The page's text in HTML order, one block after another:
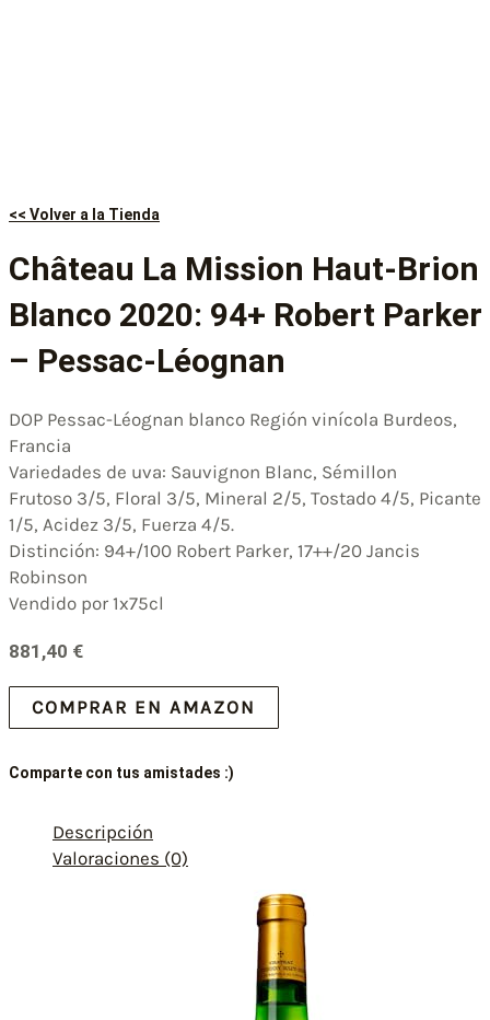
<< Volver a la Tienda
Château La Mission Haut-Brion
Blanco 2020: 94+ Robert Parker
– Pessac-Léognan
DOP Pessac-Léognan blanco Región vinícola Burdeos,
Francia
Variedades de uva: Sauvignon Blanc, Sémillon
Frutoso 3/5, Floral 3/5, Mineral 2/5, Tostado 4/5, Picante
1/5, Acidez 3/5, Fuerza 4/5.
Distinción: 94+/100 Robert Parker, 17++/20 Jancis
Robinson
Vendido por 1x75cl
881,40 €
COMPRAR EN AMAZON
Comparte con tus amistades :)
Descripción
Valoraciones (0)